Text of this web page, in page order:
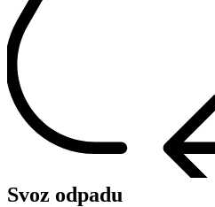
Svoz odpadu